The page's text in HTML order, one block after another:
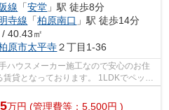
線 「安堂 」駅 徒歩8分
寺線 「柏原南口 」駅 徒歩14分
40.43㎡
原市太平寺２丁目1-36
ハウスメーカー施工なので安心のお住
貸となっております。 1LDKでペット
非...
万円 (管理費等：5,500円 )